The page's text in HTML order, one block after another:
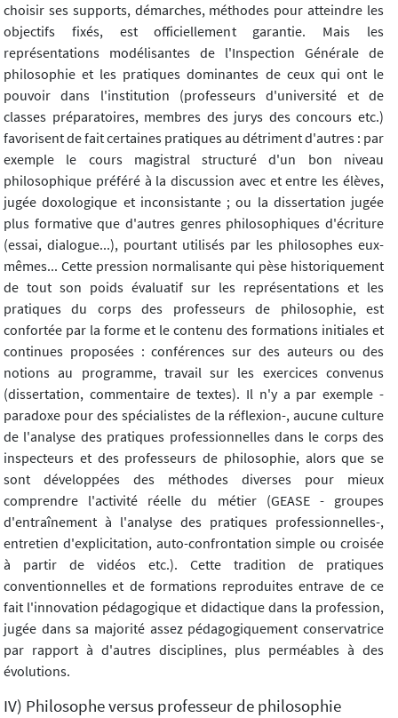
choisir ses supports, démarches, méthodes pour atteindre les
objectifs fixés, est officiellement garantie. Mais les
représentations modélisantes de l'Inspection Générale de
philosophie et les pratiques dominantes de ceux qui ont le
pouvoir dans l'institution (professeurs d'université et de
classes préparatoires, membres des jurys des concours etc.)
favorisent de fait certaines pratiques au détriment d'autres : par
exemple le cours magistral structuré d'un bon niveau
philosophique préféré à la discussion avec et entre les élèves,
jugée doxologique et inconsistante ; ou la dissertation jugée
plus formative que d'autres genres philosophiques d'écriture
(essai, dialogue...), pourtant utilisés par les philosophes eux-
mêmes... Cette pression normalisante qui pèse historiquement
de tout son poids évaluatif sur les représentations et les
pratiques du corps des professeurs de philosophie, est
confortée par la forme et le contenu des formations initiales et
continues proposées : conférences sur des auteurs ou des
notions au programme, travail sur les exercices convenus
(dissertation, commentaire de textes). Il n'y a par exemple -
paradoxe pour des spécialistes de la réflexion-, aucune culture
de l'analyse des pratiques professionnelles dans le corps des
inspecteurs et des professeurs de philosophie, alors que se
sont développées des méthodes diverses pour mieux
comprendre l'activité réelle du métier (GEASE - groupes
d'entraînement à l'analyse des pratiques professionnelles-,
entretien d'explicitation, auto-confrontation simple ou croisée
à partir de vidéos etc.). Cette tradition de pratiques
conventionnelles et de formations reproduites entrave de ce
fait l'innovation pédagogique et didactique dans la profession,
jugée dans sa majorité assez pédagogiquement conservatrice
par rapport à d'autres disciplines, plus perméables à des
évolutions.
IV) Philosophe versus professeur de philosophie